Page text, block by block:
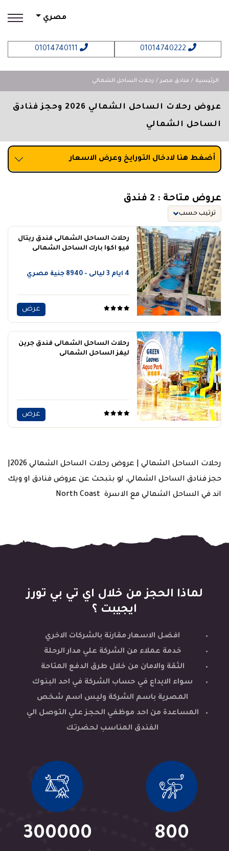
مصري
الرئيسية فنادق مصر رحلات الساحل الشمالي
عروض رحلات الساحل الشمالي 2026 وحجز فنادق
الساحل الشمالي
أضغط هنا لادخال التورايخ وعرض الاسعار
عروض متاحة : 2 فندق
ترتيب حسب
رحلات الساحل الشمالى فندق ريتال
فيو اكوا بارك الساحل الشمالى
4 ايام 3 ليالى - 8940 جنية مصري
عرض
رحلات الساحل الشمالى فندق جرين
ليفز الساحل الشمالى
عرض
حجز فنادق الساحل الشمالي, لو بتبحث عن عروض فنادق او ويك
اند في الساحل الشمالي مع الاسرة North Coast
لماذا الحجز من خلال اي تي بي تورز
ايجيبت ؟
افضل الاسعار مقارنة بالشركات الاخري
خدمة عملاء من الشركة علي مدار الرحلة
الثقة والامان من خلال طرق الدفع المتاحة
سواء الايداع في حساب الشركة في احد البنوك
المصرية باسم الشركة وليس اسم شخص
المساعدة من احد موظفي الحجز علي التوصل الي
الفندق المناسب لحضرتك
800
300000